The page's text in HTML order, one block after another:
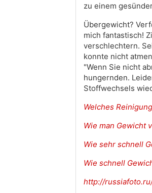
zu einem
Übergewicht?
mich fantastisch!
verschlechtern.
konnte nicht
"Wenn Sie nicht
hungernden.
Stoffwechsels
Welches
Wie man Gewicht
Wie sehr schnell
Wie schnell
http://